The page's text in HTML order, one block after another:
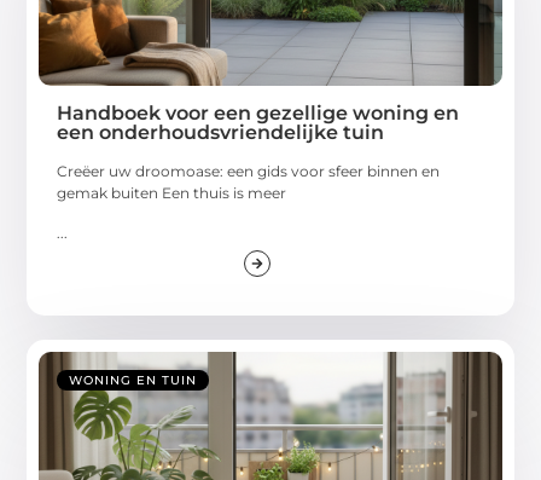
Handboek voor een gezellige woning en
een onderhoudsvriendelijke tuin
Creëer uw droomoase: een gids voor sfeer binnen en
gemak buiten Een thuis is meer
WONING EN TUIN